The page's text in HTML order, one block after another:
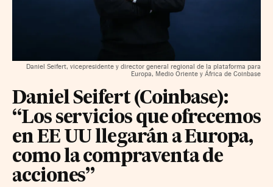
Daniel Seifert, vicepresidente y director general regional de la plataforma para
Europa, Medio Oriente y África de Coinbase
Daniel Seifert (Coinbase):
“Los servicios que ofrecemos
en EE UU llegarán a Europa,
como la compraventa de
acciones”